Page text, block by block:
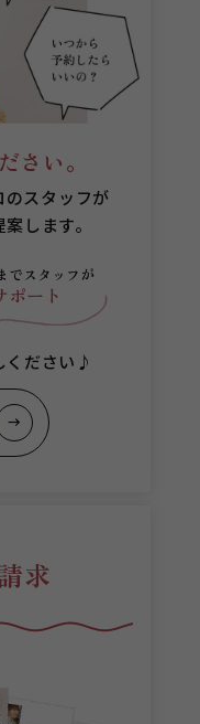
さい。
スタッフが
します。
で スタッフが
ポート
ください♪
求